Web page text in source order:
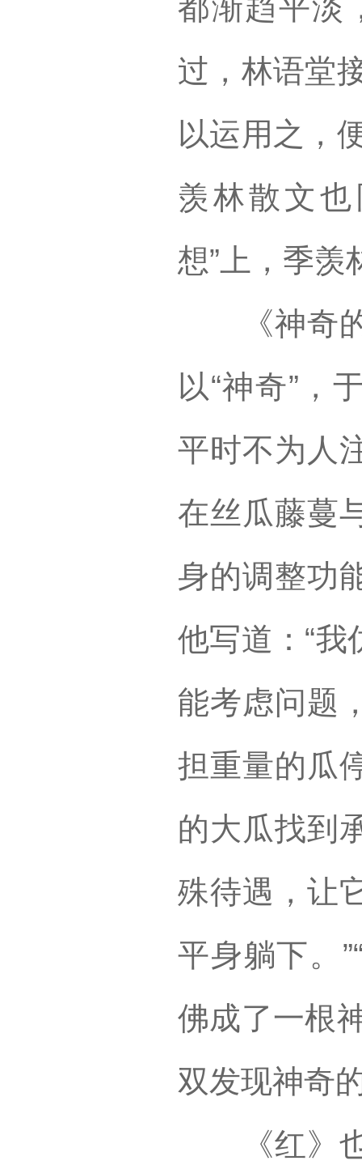
都渐趋平淡
过，林语堂
以运用之，
羡林散文
想”上，季羡
《神奇的
以“神奇”，
平时不为人
在丝瓜藤蔓
身的调整功
他写道：“
能考虑问题
担重量的瓜
的大瓜找到
殊待遇，让
平身躺下。
佛成了一根
双发现神奇
《红》也